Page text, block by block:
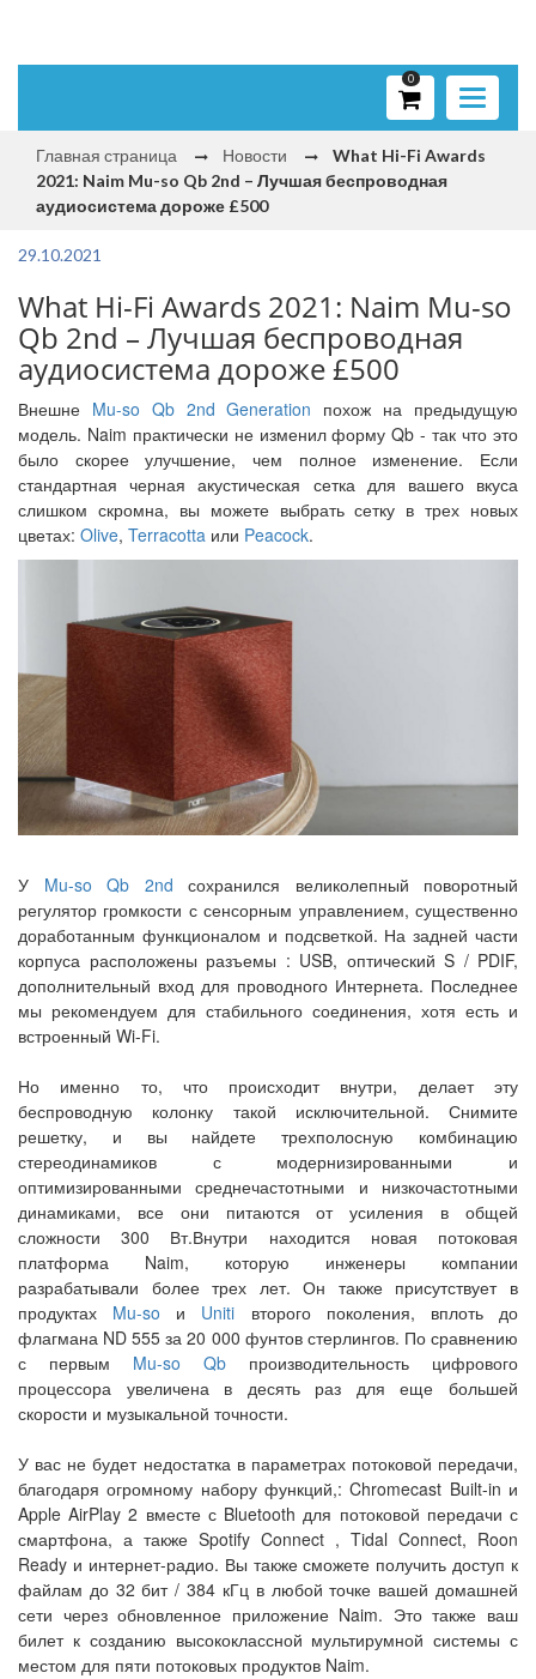
Toggle
0
Главная страница Новости
What Hi-Fi Awards
2021: Naim Mu-so Qb 2nd – Лучшая беспроводная
аудиосистема дороже £500
29.10.2021
What Hi-Fi Awards 2021: Naim Mu-so
Qb 2nd – Лучшая беспроводная
аудиосистема дороже £500
Внешне Mu-so Qb 2nd Generation похож на предыдущую
модель. Naim практически не изменил форму Qb - так что это
было скорее улучшение, чем полное изменение. Если
стандартная черная акустическая сетка для вашего вкуса
слишком скромна, вы можете выбрать сетку в трех новых
цветах: Olive, Terracotta или Peacock.
У Mu-so Qb 2nd сохранился великолепный поворотный
регулятор громкости с сенсорным управлением, существенно
доработанным функционалом и подсветкой. На задней части
корпуса расположены разъемы : USB, оптический S / PDIF,
дополнительный вход для проводного Интернета. Последнее
мы рекомендуем для стабильного соединения, хотя есть и
встроенный Wi-Fi.
Но именно то, что происходит внутри, делает эту
беспроводную колонку такой исключительной. Снимите
решетку, и вы найдете трехполосную комбинацию
стереодинамиков с модернизированными и
оптимизированными среднечастотными и низкочастотными
динамиками, все они питаются от усиления в общей
сложности 300 Вт.Внутри находится новая потоковая
платформа Naim, которую инженеры компании
разрабатывали более трех лет. Он также присутствует в
продуктах Mu-so и Uniti второго поколения, вплоть до
флагмана ND 555 за 20 000 фунтов стерлингов. По сравнению
с первым Mu-so Qb производительность цифрового
процессора увеличена в десять раз для еще большей
скорости и музыкальной точности.
У вас не будет недостатка в параметрах потоковой передачи,
благодаря огромному набору функций,: Chromecast Built-in и
Apple AirPlay 2 вместе с Bluetooth для потоковой передачи с
смартфона, а также Spotify Connect , Tidal Connect, Roon
Ready и интернет-радио. Вы также сможете получить доступ к
файлам до 32 бит / 384 кГц в любой точке вашей домашней
сети через обновленное приложение Naim. Это также ваш
билет к созданию высококлассной мультирумной системы с
местом для пяти потоковых продуктов Naim.